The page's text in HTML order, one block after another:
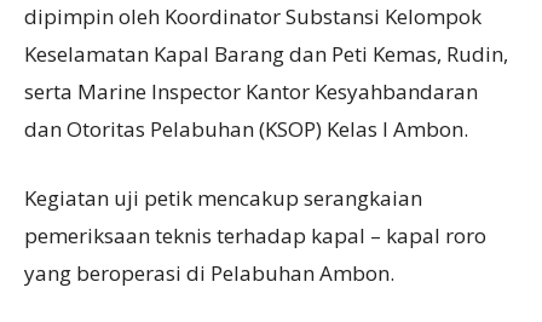
dipimpin oleh Koordinator Substansi Kelompok
Keselamatan Kapal Barang dan Peti Kemas, Rudin,
serta Marine Inspector Kantor Kesyahbandaran
dan Otoritas Pelabuhan (KSOP) Kelas I Ambon.
Kegiatan uji petik mencakup serangkaian
pemeriksaan teknis terhadap kapal – kapal roro
yang beroperasi di Pelabuhan Ambon.